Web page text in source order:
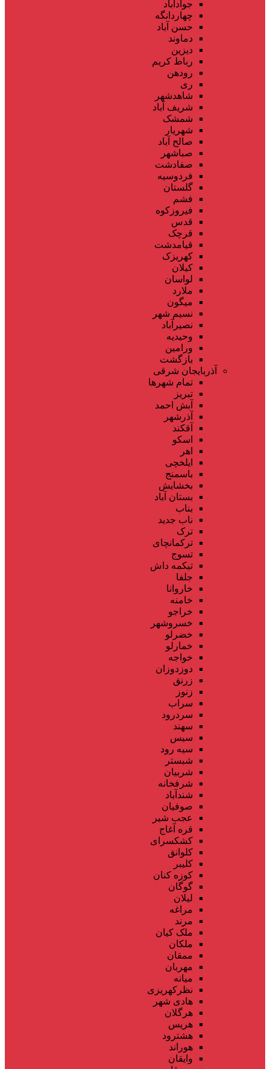
جوادآباد
چهاردانگه
حسن آباد
دماوند
دیزین
رباط کریم
رودهن
ری
شاهدشهر
شریف آباد
شمشک
شهریار
صالح آباد
صباشهر
صفادشت
فردوسیه
گلستان
فشم
فیروزکوه
قدس
قرچک
قیامدشت
کهریزک
کیلان
لواسان
ملارد
میگون
نسیم شهر
نصیرآباد
وحیدیه
ورامین
بازگشت
آذربایجان شرقی
تمام شهر‌ها
تبریز
آبش احمد
آذرشهر
آقکند
اسکو
اهر
ایلخچی
باسمنج
بخشایش
بستان آباد
بناب
ناب جدید
ترک
ترکمانچای
تسوج
تیکمه داش
جلفا
خاروانا
خامنه
خراجو
خسروشهر
خضرلو
خمارلو
خواجه
دوزدوزان
زرنق
زنوز
سراب
سردرود
سهند
سیس
سیه رود
شبستر
شربیان
شرفخانه
شندآباد
صوفیان
عجب شیر
قره آغاج
کشکسرای
کلوانق
کلیبر
کوزه کنان
گوگان
لیلان
مراغه
مرند
ملک کیان
ملکان
ممقان
مهربان
میانه
نظرکهریزی
هادی شهر
هرگلان
هریس
هشترود
هوراند
وایقان